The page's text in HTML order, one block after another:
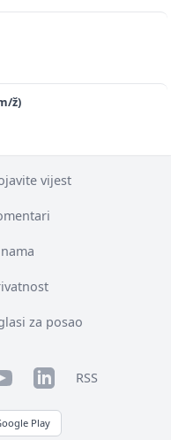
ž)
vijest
za posao
LinkedInRSS
Play